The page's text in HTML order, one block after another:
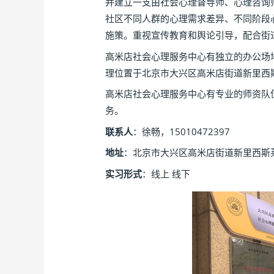
社区不同人群的心理需求差异、不同阶
施策。重视宣传教育和舆论引导，配合
高米店社会心理服务中心有独立的办公
理位置于北京市大兴区高米店街道新里
高米店社会心理服务中心有专业的师资
务。
联系人：徐畅，15010472397
地址：北京市大兴区高米店街道新里西
实习形式：线上 线下